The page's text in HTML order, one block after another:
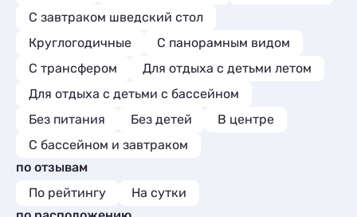
С завтраком шведский стол
Круглогодичные
С панорамным видом
С трансфером
Для отдыха с детьми летом
Для отдыха с детьми с бассейном
Без питания
Без детей
В центре
С бассейном и завтраком
по отзывам
По рейтингу
На сутки